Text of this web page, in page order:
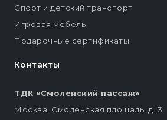
Контакты
ТДК «Смоленский пассаж»
Москва, Смоленская площадь, д. 3
Спорт и детский транспорт
Игровая мебель
Подарочные сертификаты